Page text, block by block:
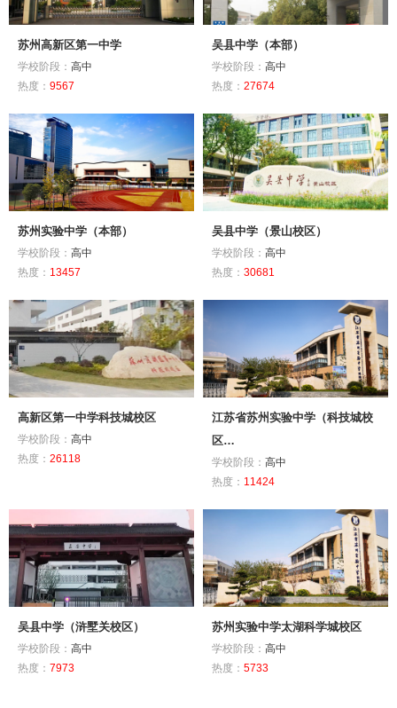
苏州高新区第一中学
学校阶段： 高中
热度： 9567
吴县中学（本部）
学校阶段： 高中
热度： 27674
苏州实验中学（本部）
学校阶段： 高中
热度： 13457
吴县中学（景山校区）
学校阶段： 高中
热度： 30681
高新区第一中学科技城校区
学校阶段： 高中
热度： 26118
江苏省苏州实验中学（科技城校
区…
学校阶段： 高中
热度： 11424
吴县中学（浒墅关校区）
学校阶段： 高中
热度： 7973
苏州实验中学太湖科学城校区
学校阶段： 高中
热度： 5733